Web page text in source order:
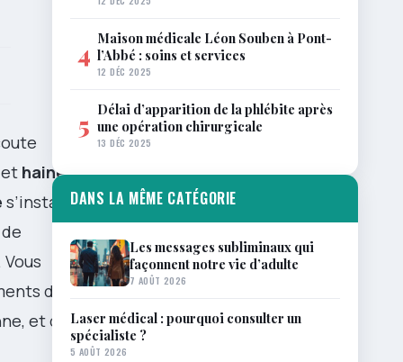
et haine. À
s’installe
de
et des
4 Maison médicale Léon Souben à Pont-
l’Abbé : soins et services
12 DÉC 2025
5 Délai d’apparition de la phlébite après
une opération chirurgicale
13 DÉC 2025
DANS LA MÊME CATÉGORIE
Les messages subliminaux qui
façonnent notre vie d’adulte
7 AOÛT 2026
Laser médical : pourquoi consulter un
spécialiste ?
5 AOÛT 2026